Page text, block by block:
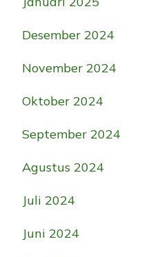
Desember 2024
November 2024
Oktober 2024
September 2024
Agustus 2024
Juli 2024
Juni 2024